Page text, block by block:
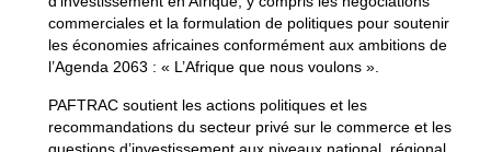
commerciales et la formulation de politiques pour soutenir
les économies africaines conformément aux ambitions de
l’Agenda 2063 : « L’Afrique que nous voulons ».
PAFTRAC soutient les actions politiques et les
recommandations du secteur privé sur le commerce et les
questions d’investissement aux niveaux national, régional